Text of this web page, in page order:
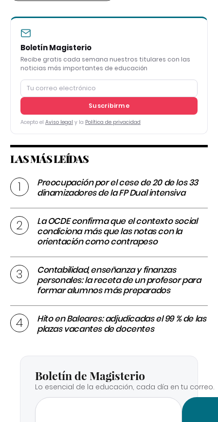
Boletín Magisterio
Recibe gratis cada semana nuestros titulares con las
noticias más importantes de educación
Suscribirme
Acepto el Aviso legal y la Política de privacidad
LAS MÁS LEÍDAS
Preocupación por el cese de 20 de los 33
dinamizadores de la FP Dual intensiva
La OCDE confirma que el contexto social
condiciona más que las notas con la
orientación como contrapeso
Contabilidad, enseñanza y finanzas
personales: la receta de un profesor para
formar alumnos más preparados
Hito en Baleares: adjudicadas el 99 % de las
plazas vacantes de docentes
Boletín de Magisterio
Lo esencial de la educación, cada día en tu correo.